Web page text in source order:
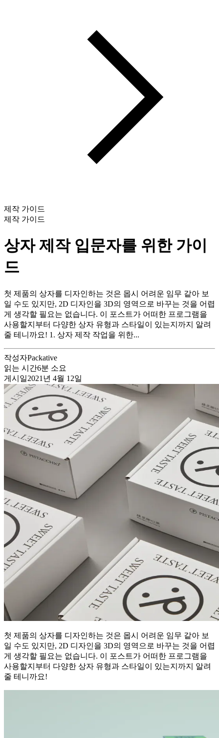
제작 가이드
제작 가이드
상자 제작 입문자를 위한 가이
드
첫 제품의 상자를 디자인하는 것은 몹시 어려운 임무 같아 보
일 수도 있지만, 2D 디자인을 3D의 영역으로 바꾸는 것을 어렵
게 생각할 필요는 없습니다. 이 포스트가 어떠한 프로그램을
사용할지부터 다양한 상자 유형과 스타일이 있는지까지 알려
줄 테니까요! 1. 상자 제작 작업을 위한...
작성자Packative
읽는 시간6분 소요
게시일2021년 4월 12일
첫 제품의 상자를 디자인하는 것은 몹시 어려운 임무 같아 보
일 수도 있지만, 2D 디자인을 3D의 영역으로 바꾸는 것을 어렵
게 생각할 필요는 없습니다. 이 포스트가 어떠한 프로그램을
사용할지부터 다양한 상자 유형과 스타일이 있는지까지 알려
줄 테니까요!